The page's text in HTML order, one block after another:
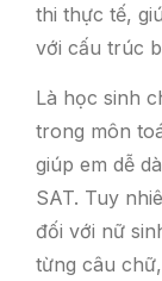
thi thực tế,
với cấu trúc
Là học sinh
trong môn
giúp em dễ
SAT. Tuy
đối với nữ
từng câu